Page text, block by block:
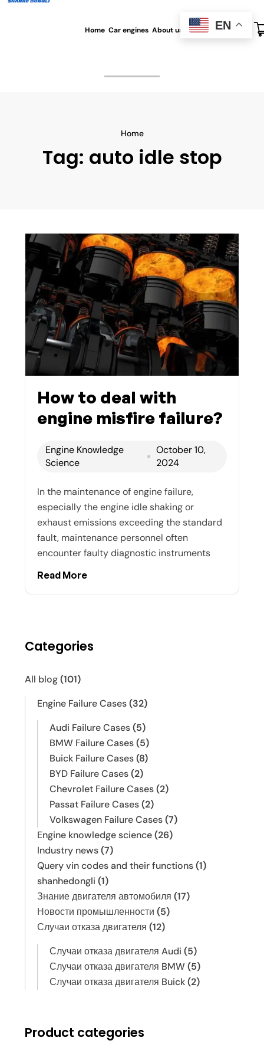
Home Car engines About us All blog Contact us
Home
Tag: auto idle stop
How to deal with
engine misfire failure?
Engine Knowledge
Science
October 10,
2024
In the maintenance of engine failure,
especially the engine idle shaking or
exhaust emissions exceeding the standard
fault, maintenance personnel often
encounter faulty diagnostic instruments
Read More
Categories
All blog(101)
Engine Failure Cases(32)
Audi Failure Cases(5)
BMW Failure Cases(5)
Buick Failure Cases(8)
BYD Failure Cases(2)
Chevrolet Failure Cases(2)
Passat Failure Cases(2)
Volkswagen Failure Cases(7)
Engine knowledge science(26)
Industry news(7)
Query vin codes and their functions(1)
shanhedongli (1)
Знание двигателя автомобиля (17)
Новости промышленности (5)
Случаи отказа двигателя (12)
Случаи отказа двигателя Audi (5)
Случаи отказа двигателя BMW(5)
Случаи отказа двигателя Buick(2)
Product categories
EN